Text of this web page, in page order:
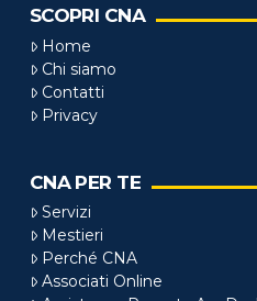
SCOPRI CNA
Home
Chi siamo
Contatti
Privacy
CNA PER TE
Servizi
Mestieri
Perché CNA
Associati Online